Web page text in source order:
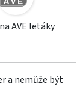
AVE letáky
a nemůže být